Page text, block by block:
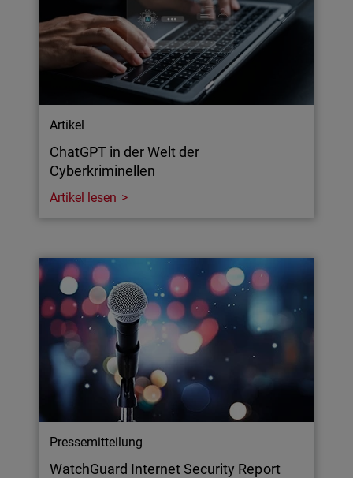
Artikel
ChatGPT in der Welt der
Cyberkriminellen
Artikel lesen
Pressemitteilung
WatchGuard Internet Security Report